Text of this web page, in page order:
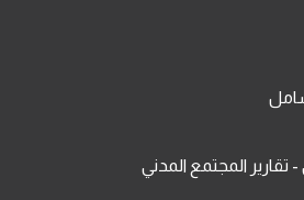
تقارير المجتمع المدني